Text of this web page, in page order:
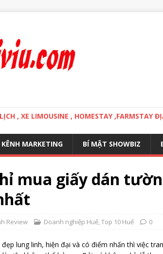
, XE LIMOUSINE , HOMESTAY ,FARMSTAY
KÊNH MARKETING BÍ MẬT SHOWBIZ
mua giấy dán
Review Doanh nghiệp Huế,Top 10 Huế 0
lung linh, hiện đại và có điểm nhấn thì việc